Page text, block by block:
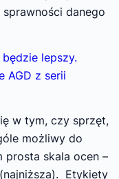
danego
będzie lepszy.
AGD z serii
w tym, czy sprzęt,
możliwy do
prosta skala ocen –
Etykiety